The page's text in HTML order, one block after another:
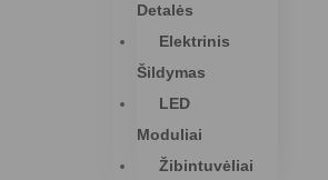
Detalės
Elektrinis
Šildymas
LED
Moduliai
Žibintuvėliai